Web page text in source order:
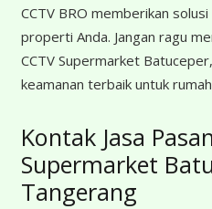
CCTV BRO memberikan
properti Anda. Jangan ragu
CCTV Supermarket
keamanan terbaik untuk
Kontak Jasa
Supermarket
Tangerang